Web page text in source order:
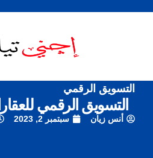
التسويق الرقمي
التسويق الرقمي
أنس زيان سبتمبر 2, 2023